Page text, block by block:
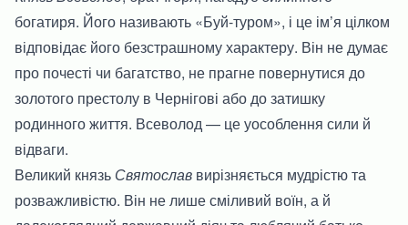
богатиря. Його називають «Буй-туром», і це ім’я цілком
відповідає його безстрашному характеру. Він не думає
про почесті чи багатство, не прагне повернутися до
золотого престолу в Чернігові або до затишку
родинного життя. Всеволод — це уособлення сили й
відваги.
Великий князь Святослав вирізняється мудрістю та
розважливістю. Він не лише сміливий воїн, а й